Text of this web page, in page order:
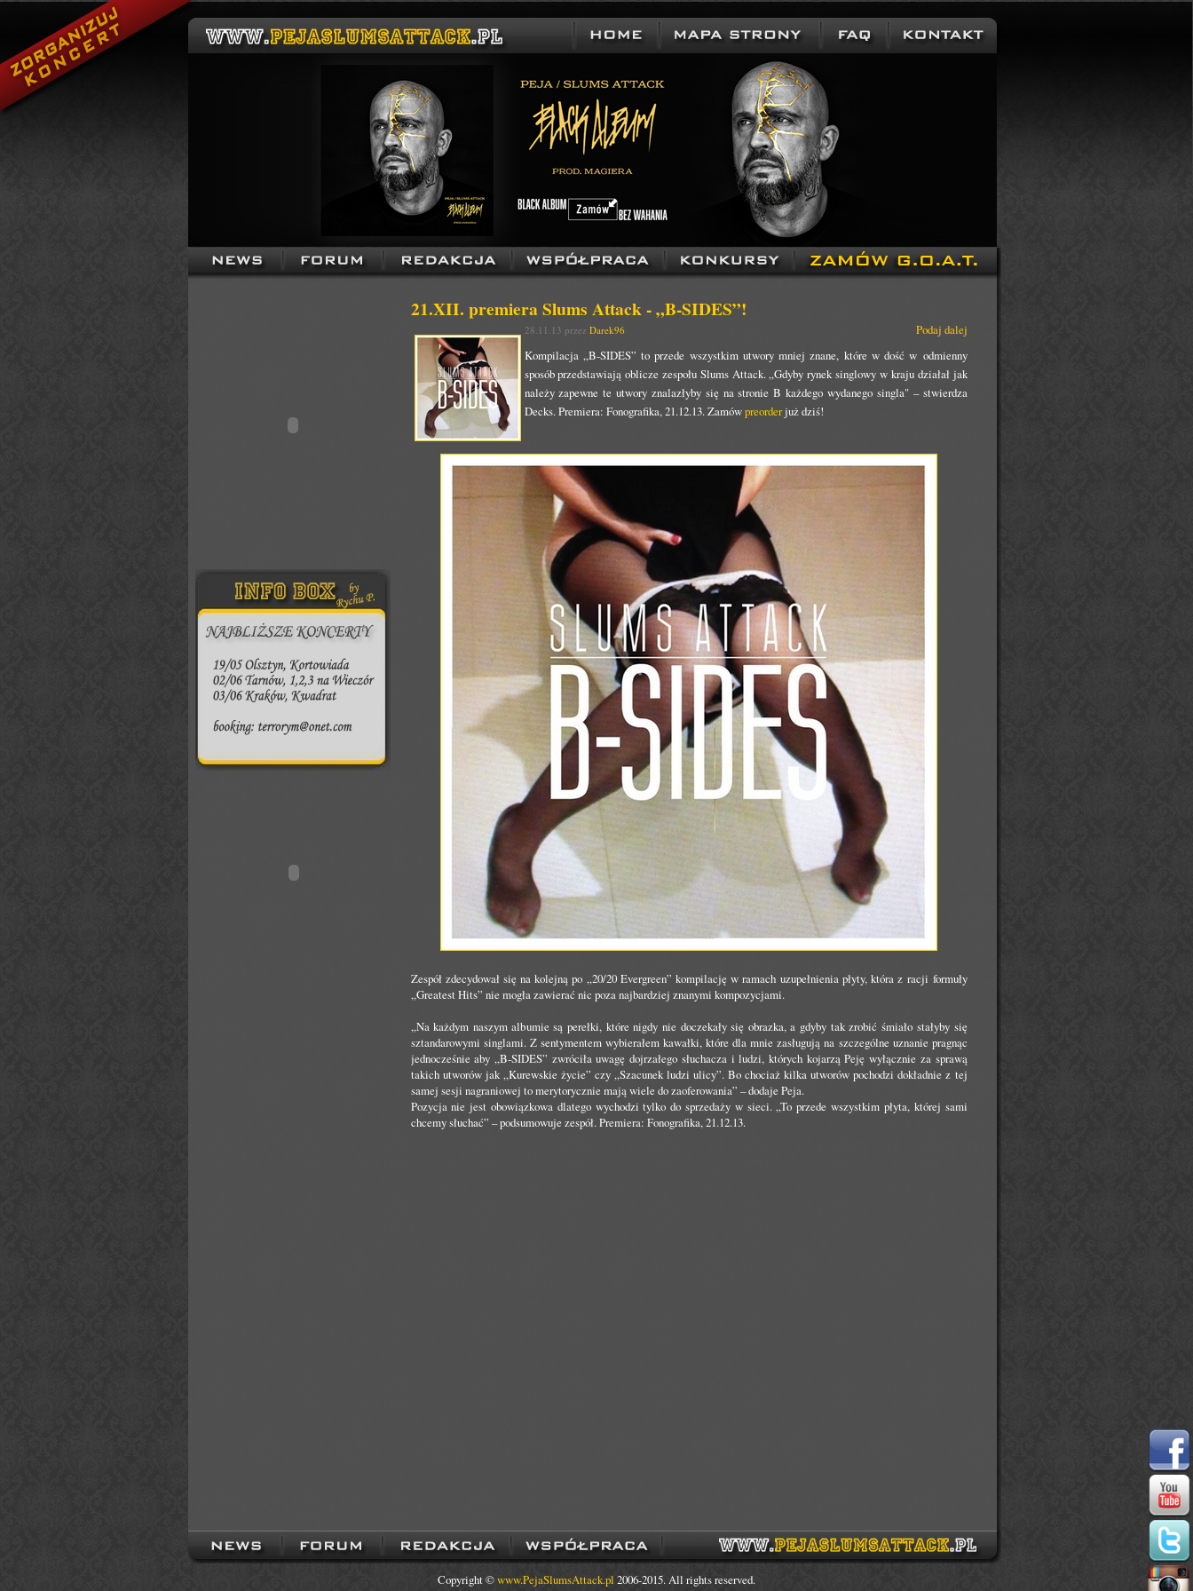
21.XII. premiera Slums Attack - „B-SIDES”!
28.11.13 przez Darek96
Podaj dalej
Kompilacja „B-SIDES” to przede wszystkim utwory mniej znane, które w dość w odmienny
sposób przedstawiają oblicze zespołu Slums Attack. „Gdyby rynek singlowy w kraju działał jak
należy zapewne te utwory znalazłyby się na stronie B każdego wydanego singla" – stwierdza
Decks. Premiera: Fonografika, 21.12.13. Zamówpreorderjuż dziś!
Zespół zdecydował się na kolejną po „20/20 Evergreen” kompilację w ramach uzupełnienia płyty, która z racji formuły
„Greatest Hits” nie mogła zawierać nic poza najbardziej znanymi kompozycjami.
„Na każdym naszym albumie są perełki, które nigdy nie doczekały się obrazka, a gdyby tak zrobić śmiało stałyby się
sztandarowymi singlami. Z sentymentem wybierałem kawałki, które dla mnie zasługują na szczególne uznanie pragnąc
jednocześnie aby „B-SIDES” zwróciła uwagę dojrzałego słuchacza i ludzi, których kojarzą Peję wyłącznie za sprawą
takich utworów jak „Kurewskie życie” czy „Szacunek ludzi ulicy”. Bo chociaż kilka utworów pochodzi dokładnie z tej
samej sesji nagraniowej to merytorycznie mają wiele do zaoferowania” – dodaje Peja.
Pozycja nie jest obowiązkowa dlatego wychodzi tylko do sprzedaży w sieci. „To przede wszystkim płyta, której sami
chcemy słuchać” – podsumowuje zespół. Premiera: Fonografika, 21.12.13.
Copyright ©www.PejaSlumsAttack.pl 2006-2015. All rights reserved.